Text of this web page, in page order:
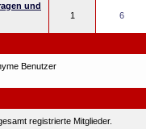
und
1 6
Benutzer
registrierte Mitglieder.